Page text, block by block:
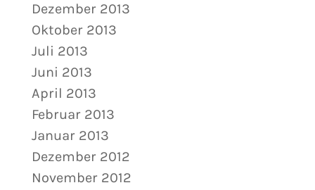
Dezember 2013
Oktober 2013
Juli 2013
Juni 2013
April 2013
Februar 2013
Januar 2013
Dezember 2012
November 2012